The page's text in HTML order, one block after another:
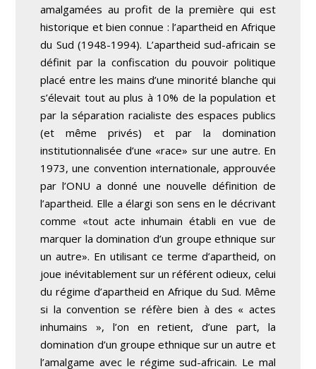
amalgamées au profit de la première qui est
historique et bien connue : l’apartheid en Afrique
du Sud (1948-1994). L’apartheid sud-africain se
définit par la confiscation du pouvoir politique
placé entre les mains d’une minorité blanche qui
s’élevait tout au plus à 10% de la population et
par la séparation racialiste des espaces publics
(et même privés) et par la domination
institutionnalisée d’une «race» sur une autre. En
1973, une convention internationale, approuvée
par l’ONU a donné une nouvelle définition de
l’apartheid. Elle a élargi son sens en le décrivant
comme «tout acte inhumain établi en vue de
marquer la domination d’un groupe ethnique sur
un autre». En utilisant ce terme d’apartheid, on
joue inévitablement sur un référent odieux, celui
du régime d’apartheid en Afrique du Sud. Même
si la convention se réfère bien à des « actes
inhumains », l’on en retient, d’une part, la
domination d’un groupe ethnique sur un autre et
l’amalgame avec le régime sud-africain. Le mal